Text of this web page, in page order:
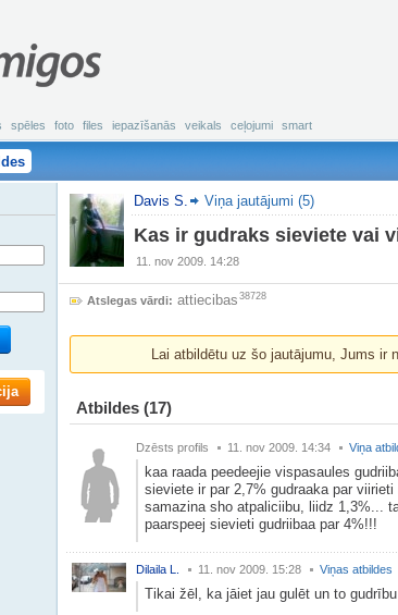
spēles foto files iepazīšanās veikals ceļojumi smart
Davis S. Viņa jautājumi (5)
Kas ir gudraks sieviete vai
11. nov 2009. 14:28
Atslegas vārdi: attiecibas 38728
Lai atbildētu uz šo jautājumu, Jums ir
Atbildes (17)
Dzēsts profils 11. nov 2009. 14:34 Viņa
kaa raada peedeejie vispasaules
sieviete ir par 2,7% gudraaka par
samazina sho atpaliciibu, liidz 1,3%...
paarspeej sievieti gudriibaa par 4%!!!
Dilaila L. 11. nov 2009. 15:28 Viņas atbildes
Tikai žēl, ka jāiet jau gulēt un to